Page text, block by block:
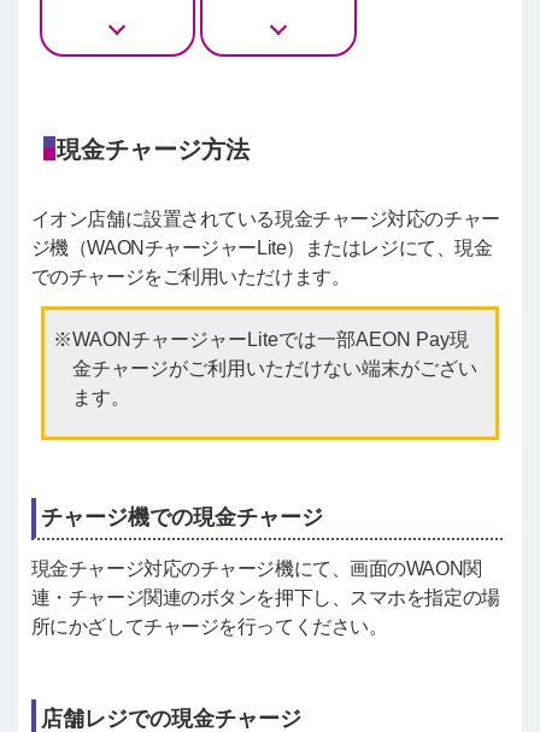
現金チャージ方法
イオン店舗に設置されている現金チャージ対応のチャー
ジ機（WAONチャージャーLite）またはレジにて、現金
でのチャージをご利用いただけます。
WAONチャージャーLiteでは一部AEON Pay現
金チャージがご利用いただけない端末がござい
ます。
チャージ機での現金チャージ
現金チャージ対応のチャージ機にて、画面のWAON関
連・チャージ関連のボタンを押下し、スマホを指定の場
所にかざしてチャージを行ってください。
店舗レジでの現金チャージ